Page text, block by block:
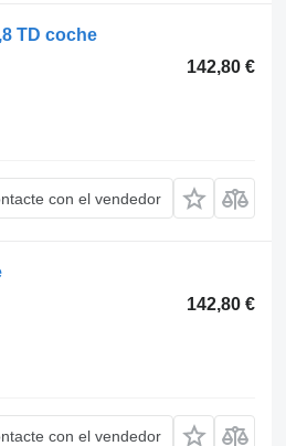
TD coche
142,80 €
con el vendedor
142,80 €
con el vendedor